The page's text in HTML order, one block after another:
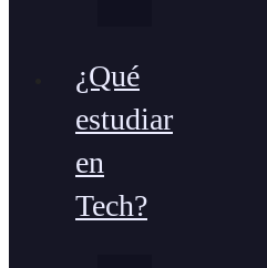
¿Qué
estudiar
en
Tech?